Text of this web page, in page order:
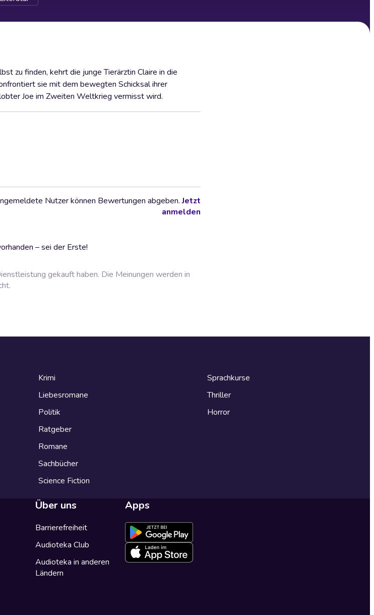
zu finden, kehrt die junge Tierärztin Claire in die
sie mit dem bewegten Schicksal ihrer
Joe im Zweiten Weltkrieg vermisst wird.
– sei der Erste!
Nutzer können Bewertungen abgeben.Jetzt
anmelden
gekauft haben. Die Meinungen werden in
Krimi
Liebesromane
Politik
Ratgeber
Romane
Sachbücher
Science Fiction
Sprachkurse
Thriller
Horror
Über uns
Barrierefreiheit
Audioteka Club
Audioteka in anderen
Ländern
Apps